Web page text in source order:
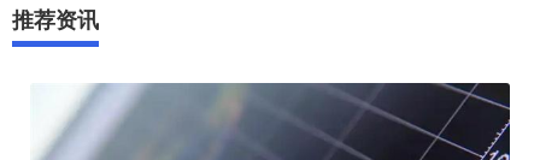
推荐资讯